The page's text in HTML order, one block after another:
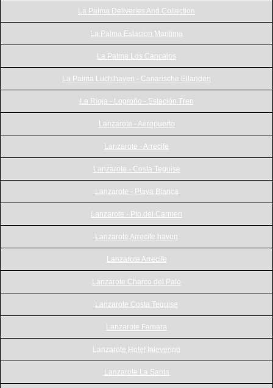
La Palma Deliveries And Collection
La Palma Estacion Maritima
La Palma Los Cancajos
La Palma Luchthaven - Canarische Eilanden
La Rioja - Logroño - Estación Tren
Lanzarote - Aeropuerto
Lanzarote - Arrecife
Lanzarote - Costa Teguise
Lanzarote - Playa Blanca
Lanzarote - Pto.del Carmen
Lanzarote Arrecife haven
Lanzarote Arrecife
Lanzarote Charco del Palo
Lanzarote Costa Teguise
Lanzarote Famara
Lanzarote Hotel Inlevering
Lanzarote La Santa